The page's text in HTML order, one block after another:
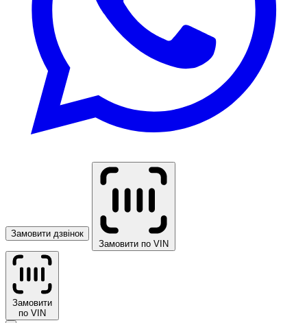
Замовити дзвінок
Замовити по VIN
Замовити
по VIN